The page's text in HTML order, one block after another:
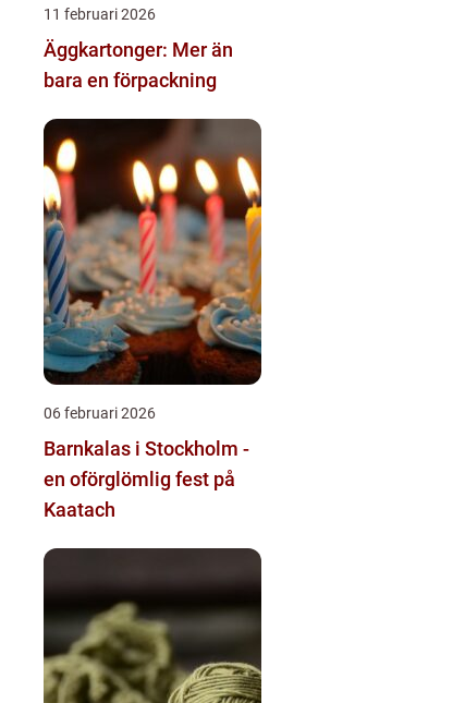
11 februari 2026
Äggkartonger: Mer än
bara en förpackning
06 februari 2026
Barnkalas i Stockholm -
en oförglömlig fest på
Kaatach